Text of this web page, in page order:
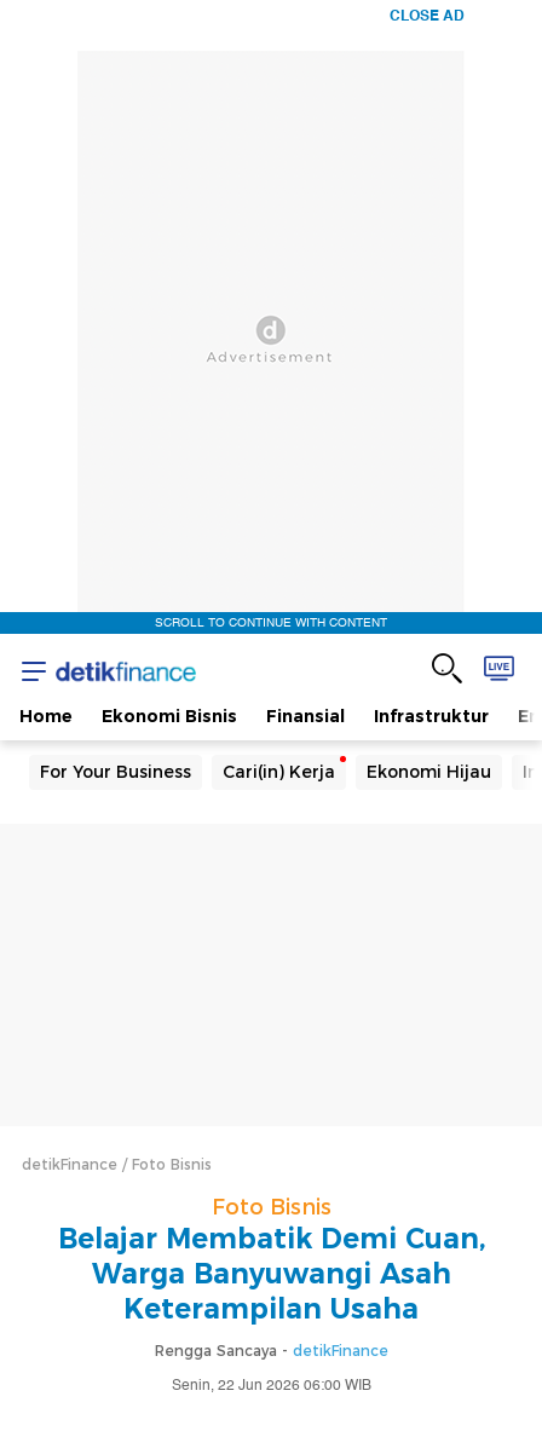
CLOSE AD
SCROLL TO CONTINUE WITH CONTENT
Home Ekonomi Bisnis Finansial Infrastruktur
For Your Business Cari(in) Kerja Ekonomi Hijau
detikFinance Foto Bisnis
Foto Bisnis
Belajar Membatik Demi Cuan,
Warga Banyuwangi Asah
Keterampilan Usaha
Rengga Sancaya - detikFinance
Senin, 22 Jun 2026 06:00 WIB